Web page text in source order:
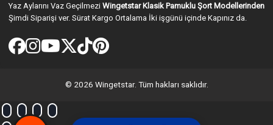
Yaz Aylarını Vaz Geçilmezi Wingetstar Klasik Pamuklu Şort Modellerinden
Şimdi Siparişi ver. Sürat Kargo Ortalama İki işgünü içinde Kapınız da.
© 2026 Wingetstar. Tüm hakları saklıdır.